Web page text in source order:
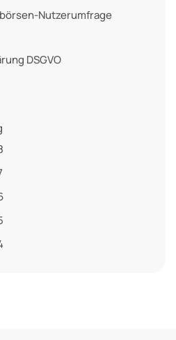
Nutzerumfrage
DSGVO